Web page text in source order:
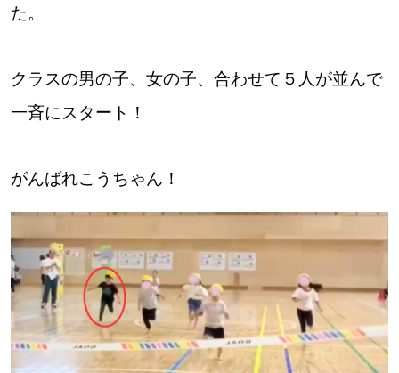
KEYWORD
Sitakke編集部あい
【いろんな価値観や生き方に触れたい】
Sitakke編集部 IKU 【まったり楽しみたい】
【暮らしの知恵を身につけたい】 札幌市
【札幌のお気に入りを見つけたい】
た。
クラスの男の子、女の子、合わせて５人が並んで
一斉にスタート！
がんばれこうちゃん！